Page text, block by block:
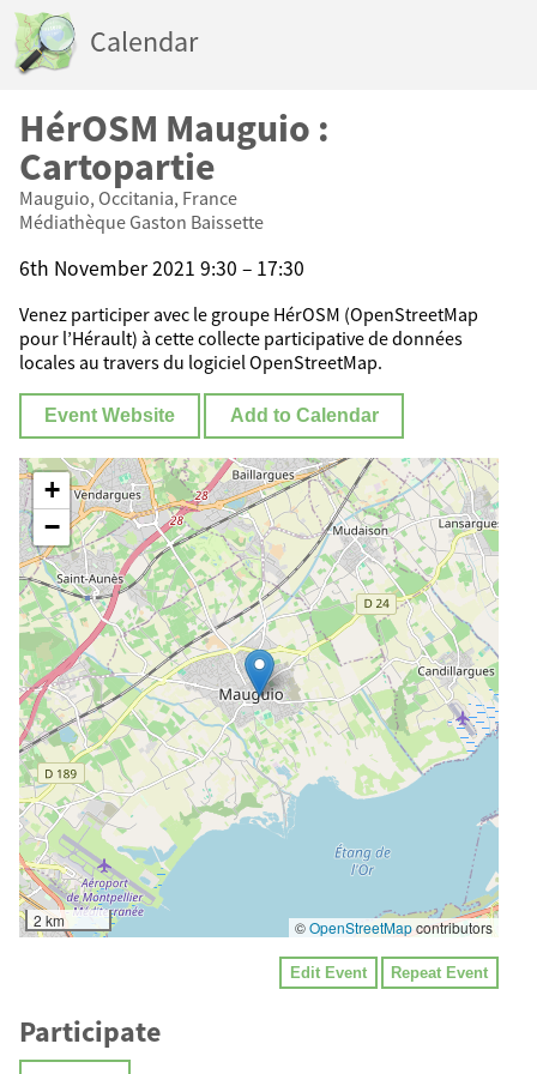
Calendar
HérOSM Mauguio :
Cartopartie
Mauguio, Occitania, France
Médiathèque Gaston Baissette
6th November 2021 9:30 – 17:30
Venez participer avec le groupe HérOSM (OpenStreetMap
pour l’Hérault) à cette collecte participative de données
locales au travers du logiciel OpenStreetMap.
Event Website Add to Calendar
+
−
2 km ©OpenStreetMapcontributors
Edit Event Repeat Event
Participate